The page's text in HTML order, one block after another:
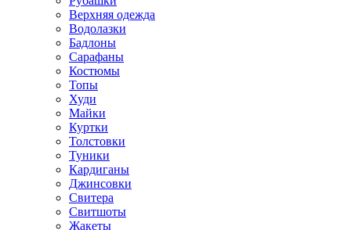
Верхняя одежда
Водолазки
Бадлоны
Сарафаны
Костюмы
Топы
Худи
Майки
Куртки
Толстовки
Туники
Кардиганы
Джинсовки
Свитера
Свитшоты
Жакеты